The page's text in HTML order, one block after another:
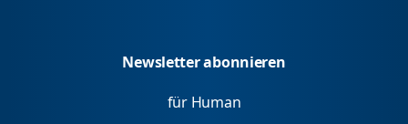
Newsletter abonnieren
für Human